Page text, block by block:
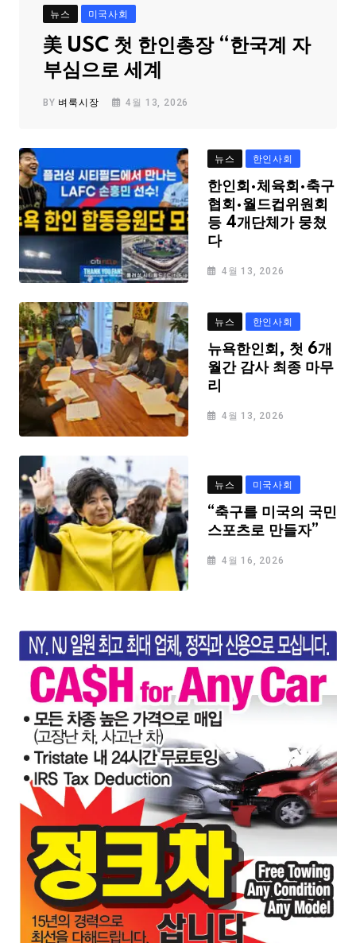
뉴스 미국사회
美 USC 첫 한인총장 “한국계 자
부심으로 세계
BY 벼룩시장 4월 13, 2026
뉴스 한인사회
한인회·체육회·축구
협회·월드컵위원회
등 4개단체가 뭉쳤
다
4월 13, 2026
뉴스 한인사회
뉴욕한인회, 첫 6개
월간 감사 최종 마무
리
4월 13, 2026
뉴스 미국사회
“축구를 미국의 국민
스포츠로 만들자”
4월 16, 2026